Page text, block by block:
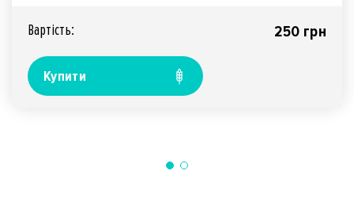
Вартiсть: 250 грн
Купити